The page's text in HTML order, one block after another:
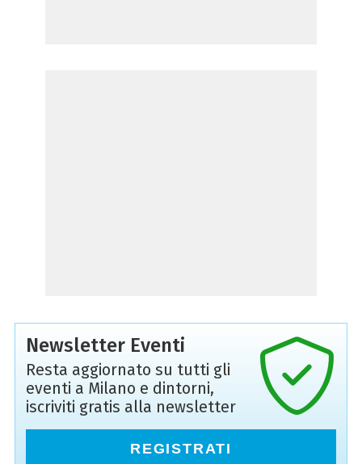
Newsletter Eventi
Resta aggiornato su tutti gli
eventi a Milano e dintorni,
iscriviti gratis alla newsletter
REGISTRATI